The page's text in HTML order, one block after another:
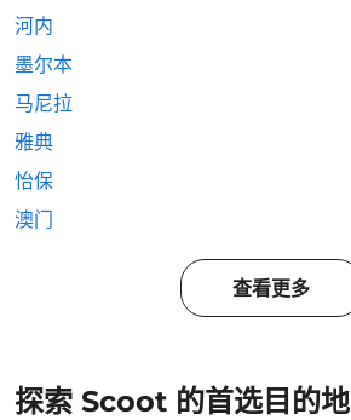
河内
墨尔本
马尼拉
雅典
怡保
澳门
查看更多
探索 Scoot 的首选目的地